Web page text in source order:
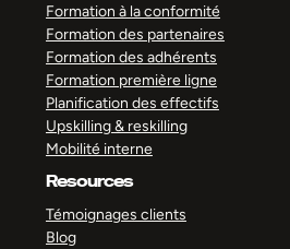
Formation à la conformité
Formation des partenaires
Formation des adhérents
Formation première ligne
Planification des effectifs
Upskilling & reskilling
Mobilité interne
Resources
Témoignages clients
Blog